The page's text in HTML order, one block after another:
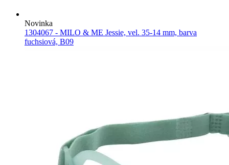
Novinka
1304067 - MILO & ME Jessie, vel. 35-14 mm, barva
fuchsiová, B09